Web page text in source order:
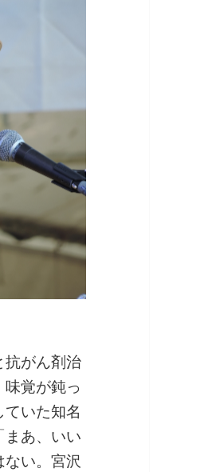
抗がん剤治
覚が鈍っ
いた知名
あ、いい
い。宮沢